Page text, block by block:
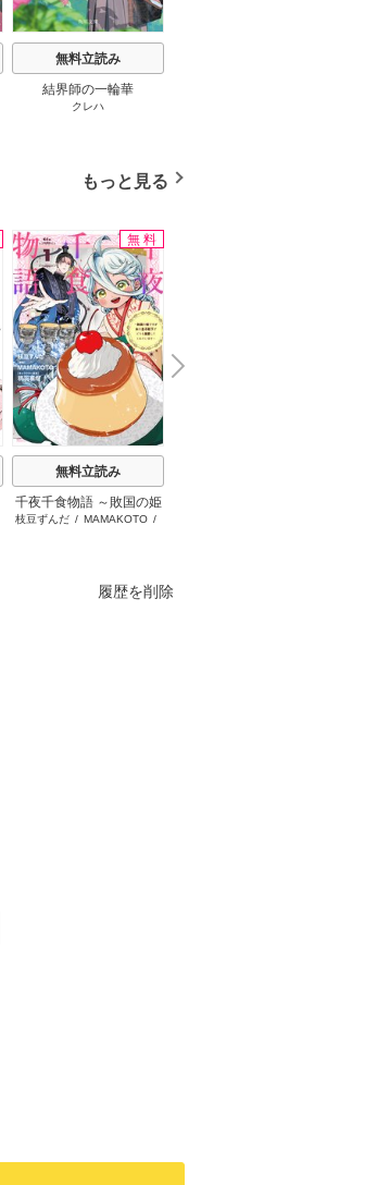
無料立読み
結界師の一輪華
クレハ
もっと見る
無料
無料立読み
千夜千食物語 ～敗国の姫
ですが氷の皇子殿下がど
枝豆ずんだ/ MAMAKOTO/
N
e
x
t
履歴を削除